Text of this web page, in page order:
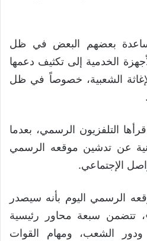
بعضهم البعض في ظل
الخدمية إلى تكثيف دعمها
الشعبية، خصوصاً في ظل
التلفزيون الرسمي، بعدما
عن تدشين موقعه الرسمي
الإجتماعي.
الرسمي اليوم بأنه سيصدر
تتضمن سبعة محاور رئيسية
ودور الشعب، ومهام القوات